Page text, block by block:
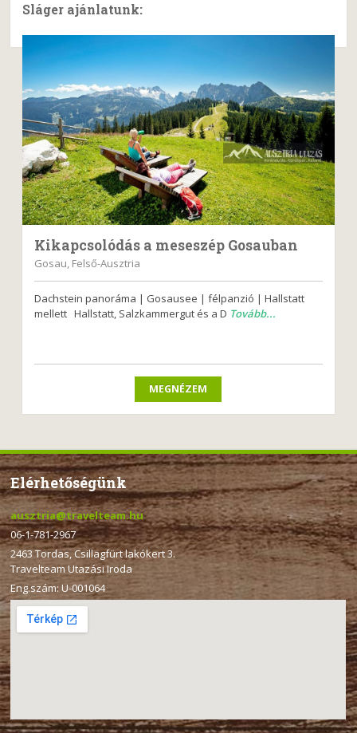
Sláger ajánlatunk:
Kikapcsolódás a meseszép Gosauban
Gosau, Felső-Ausztria
Dachstein panoráma | Gosausee | félpanzió | Hallstatt
mellett Hallstatt, Salzkammergut és a D Tovább...
MEGNÉZEM
Elérhetőségünk
ausztria@travelteam.hu
06-1-781-2967
2463 Tordas, Csillagfürt lakókert 3.
Travelteam Utazási Iroda
Eng.szám: U-001064